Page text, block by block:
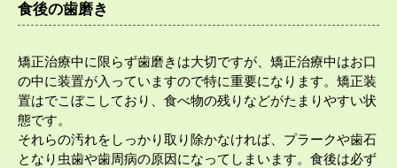
食後の歯磨き
矯正治療中に限らず歯磨きは大切ですが、矯正治療中はお口
の中に装置が入っていますので特に重要になります。矯正装
置はでこぼこしており、食べ物の残りなどがたまりやすい状
態です。
それらの汚れをしっかり取り除かなければ、プラークや歯石
となり虫歯や歯周病の原因になってしまいます。食後は必ず